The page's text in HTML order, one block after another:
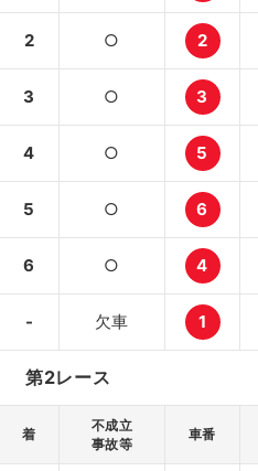
2 ○ 2
3 ○ 3
4 ○ 5
5 ○ 6
6 ○ 4
- 欠車 1
第2レース
着
不成立
事故等
車番